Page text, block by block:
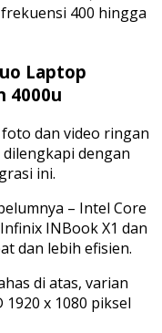
400 hingga
Laptop
4000u
dan video ringan
dengan
ini.
– Intel Core
INBook X1 dan
dan lebih efisien.
di atas, varian
1920 x 1080 piksel